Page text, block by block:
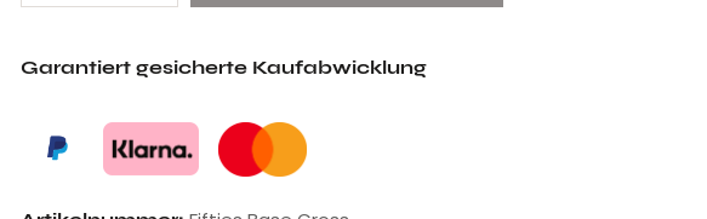
Garantiert gesicherte Kaufabwicklung